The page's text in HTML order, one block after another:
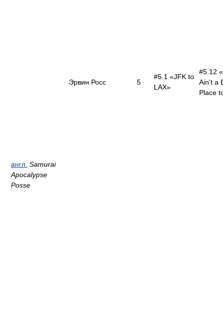
англ. Samurai
Apocalypse
Posse
Эрвин Росс 5
#5.1 «JFK to
LAX»
#5.12
Ain't a
Place